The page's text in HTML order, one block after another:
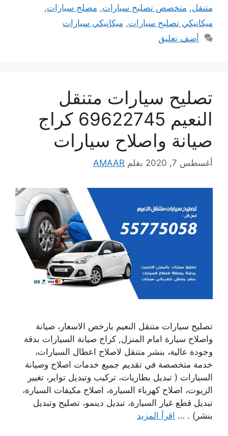
متنقل, متخصص تصليح سيارات, مصلح سيارات,
ميكانيكي تصليح سيارات, ميكانيكي سيارات
أضف تعليق
تصليح سيارات متنقل
النعيم 69622745 كراج
صيانة واصلاح سيارات
أغسطس 7, 2020 بقلم AMAAR
تصليح سيارات متنقل النعيم بارخص الاسعار، صيانة
واصلاح سيارة امام المنزل, كراج صيانة السيارات بدقة
وجودة عالية، بنشر متنقل لاصلاح اعطال السيارات،
خدمة متخصصة في تقديم جميع خدمات اصلاح وصيانة
السيارات ( تبديل بطاريات، تركيب وتبديل تواير، تغيير
الزيوت، اصلاح كهرباء السيارة، اصلاح مكيفات السيارة،
تبديل قطع غيار السيارة، تبديل دينمو، تصليح وتبديل
بنشر) . … اقرأ المزيد